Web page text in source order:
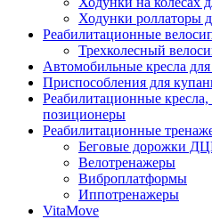
Ходунки роллаторы
Реабилитационные
Трехколесный
Автомобильные кресла
Приспособления для
Реабилитационные
позиционеры
Реабилитационные
Беговые дорожки
Велотренажеры
Виброплатформы
Иппотренажеры
VitaMove